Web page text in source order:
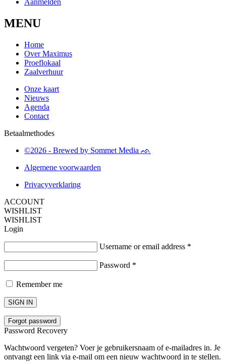
Aanmelden
MENU
Home
Over Maximus
Proeflokaal
Zaalverhuur
Onze kaart
Nieuws
Agenda
Contact
Betaalmethodes
©2026 - Brewed by Sommet Media ᨒ
Algemene voorwaarden
Privacyverklaring
ACCOUNT
WISHLIST
WISHLIST
Login
Username or email address *
Password *
Remember me
SIGN IN
Forgot password
Password Recovery
Wachtwoord vergeten? Voer je gebruikersnaam of e-mailadres in. Je
ontvangt een link via e-mail om een nieuw wachtwoord in te stellen.